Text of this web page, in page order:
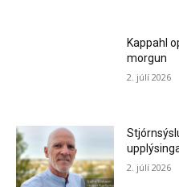
Kappahl
morgun
2. júlí 2026
2. júlí 2026